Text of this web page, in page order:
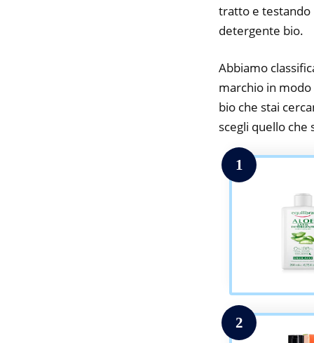
tratto e testando
detergente bio.
Abbiamo
marchio in
bio che stai
scegli quello che
1
2